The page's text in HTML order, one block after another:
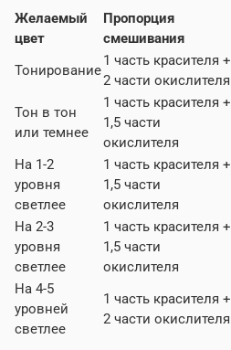
Желаемый
цвет
Пропорция
смешивания
Тонирование
1 часть красителя +
2 части окислителя
Тон в тон
или темнее
1 часть красителя +
1,5 части
окислителя
На 1-2
уровня
светлее
1 часть красителя +
1,5 части
окислителя
На 2-3
уровня
светлее
1 часть красителя +
1,5 части
окислителя
На 4-5
уровней
светлее
1 часть красителя +
2 части окислителя